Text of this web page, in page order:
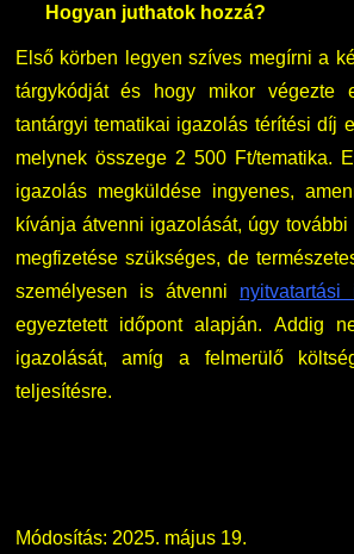
Hogyan juthatok hozzá?
Első körben legyen szíves megírni a
tárgykódját és hogy mikor végezte
tantárgyi tematikai igazolás térítési díj
melynek összege 2 500 Ft/tematika.
igazolás megküldése ingyenes,
kívánja átvenni igazolását, úgy
megfizetése szükséges, de
személyesen is átvenni nyitvatartási
egyeztetett időpont alapján. Addig
igazolását, amíg a felmerülő
teljesítésre.
Módosítás: 2025. május 19.